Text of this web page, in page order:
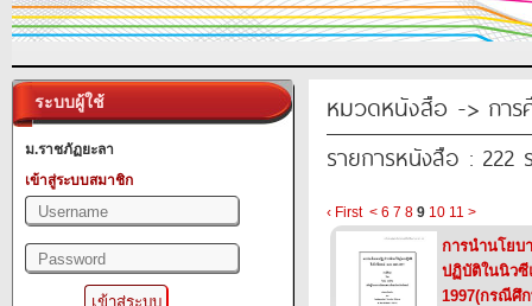
ระบบผู้ใช้
ม.ราชภัฏยะลา
เข้าสู่ระบบสมาชิก
หมวดหนังสือ -> การ
รายการหนังสือ : 222
‹ First < 6 7 8 9 10 11 >
การนำนโยบ
ปฏิบัติในนิวซี
1997(กรณีศึ